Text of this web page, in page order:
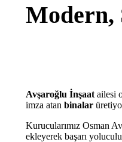
Modern,
Avşaroğlu İnşaat ailesi
imza atan binalar
Kurucularımız Osman
ekleyerek başarı